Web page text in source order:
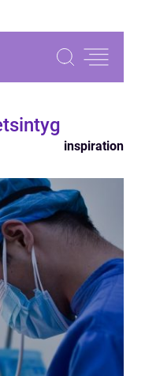
inspiration